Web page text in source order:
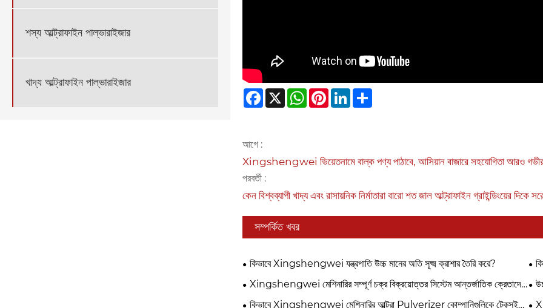
শস্য আল্ট্রাফাইন পাল্ভারাইজার
খাদ্য আল্ট্রাফাইন পাল্ভারাইজার
Facebook
X WhatsApp
Pinterest
LinkedIn
আগে :
Xingshengwei ভিয়েতনামে বাল্ক পণ্য পাঠাবে, আসিয়ান বাজারে সহযোগিতা আরও গভীর
পরবর্তী :
কেন বিশ্বব্যাপী খাদ্য এবং রাসায়নিক নির্মাতারা বারো শত জাল আল্ট্রাফাইন গ্রাইন্ডিংয়ের দিকে
সম্পর্কিত খবর
কিভাবে Xingshengwei যন্ত্রপাতি উচ্চ মানের অতি সূক্ষ্ম ক্রাশার তৈরি করে?
Xingshengwei মেশিনারির সম্পূর্ণ চক্র বিক্রয়োত্তর সিস্টেম আন্তর্জাতিক ক্রেতাদের
জন্য সুরক্ষা প্রদান করে
কিভাবে Xingshengwei মেশিনারির আল্ট্রা Pulverizer কোম্পানিগুলিকে টেকসই